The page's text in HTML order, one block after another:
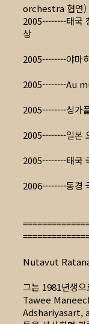
orchestra 협연)
2005--------태국
상
2005--------야마
2005--------Au
2005--------싱가
2005--------일본
2005--------태국
2006--------동경
Nutavut
그는 1981년생
Tawee
Adshariyasart,